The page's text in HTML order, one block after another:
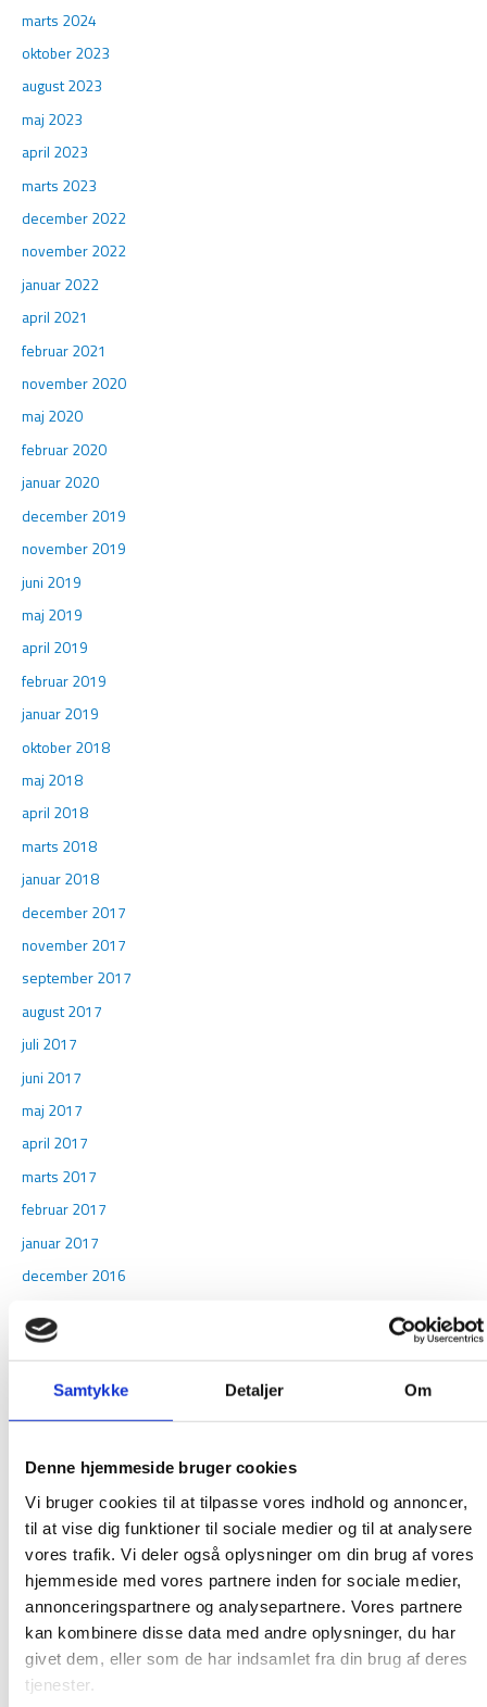
Samtykke Detaljer Om
Denne hjemmeside bruger cookies
Vi bruger cookies til at tilpasse vores indhold og annoncer,
til at vise dig funktioner til sociale medier og til at analysere
vores trafik. Vi deler også oplysninger om din brug af vores
hjemmeside med vores partnere inden for sociale medier,
annonceringspartnere og analysepartnere. Vores partnere
kan kombinere disse data med andre oplysninger, du har
givet dem, eller som de har indsamlet fra din brug af deres
tjenester.
marts 2024
oktober 2023
august 2023
maj 2023
april 2023
marts 2023
december 2022
november 2022
januar 2022
april 2021
februar 2021
november 2020
maj 2020
februar 2020
januar 2020
december 2019
november 2019
juni 2019
maj 2019
april 2019
februar 2019
januar 2019
oktober 2018
maj 2018
april 2018
marts 2018
januar 2018
december 2017
november 2017
september 2017
august 2017
juli 2017
juni 2017
maj 2017
april 2017
marts 2017
februar 2017
januar 2017
december 2016
oktober 2016
maj 2016
februar 2016
januar 2016
december 2015
november 2015
oktober 2015
september 2015